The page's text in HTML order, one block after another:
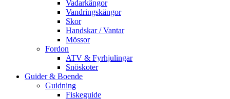
Vadarkängor
Vandringskängor
Skor
Handskar / Vantar
Mössor
Fordon
ATV & Fyrhjulingar
Snöskoter
Guider & Boende
Guidning
Fiskeguide